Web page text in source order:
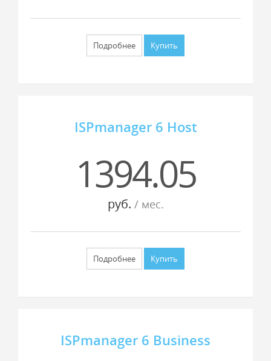
Подробнее Купить
ISPmanager 6 Host
1394.05
руб. / мес.
Подробнее Купить
ISPmanager 6 Business